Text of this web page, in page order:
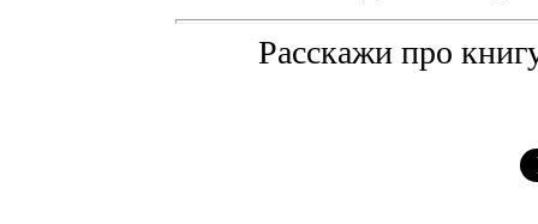
Расскажи про